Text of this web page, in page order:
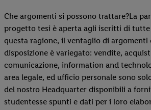
Che argomenti si possono trattare?La
progetto tesi è aperta agli iscritti di tutte
questa ragione, il ventaglio di argomenti
disposizione è variegato: vendite,
comunicazione, information and
area legale, ed ufficio personale sono
del nostro Headquarter disponibili a
studentesse spunti e dati per i loro